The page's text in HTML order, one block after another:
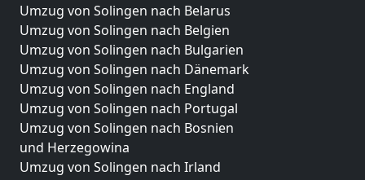
Umzug von Solingen nach Belarus
Umzug von Solingen nach Belgien
Umzug von Solingen nach Bulgarien
Umzug von Solingen nach Dänemark
Umzug von Solingen nach England
Umzug von Solingen nach Portugal
Umzug von Solingen nach Bosnien
und Herzegowina
Umzug von Solingen nach Irland